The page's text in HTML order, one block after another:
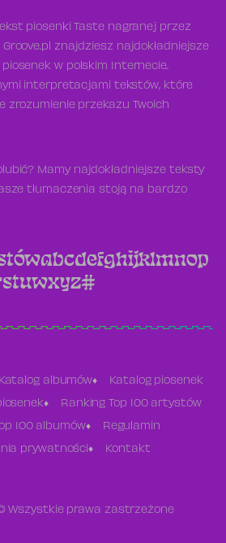
piosenki Taste nagranej przez
znajdziesz najdokładniejsze
w polskim Internecie.
interpretacjami tekstów, które
zrozumienie przekazu Twoich
Mamy najdokładniejsze teksty
tłumaczenia stoją na bardzo
abcdefghijklmnop
stuwxyz#
Katalog albumów Katalog piosenek
Ranking Top 100 artystów
100 albumów Regulamin
prywatności Kontakt
Wszystkie prawa zastrzeżone